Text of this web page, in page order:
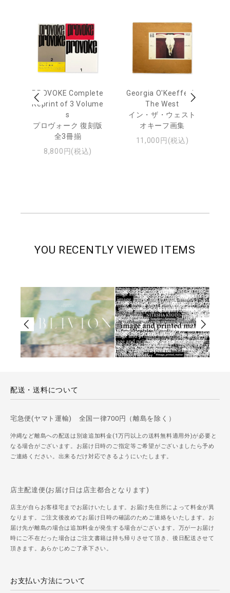
PROVOKE Complete
Reprint of 3 Volume
s
プロヴォーク 復刻版
全3冊揃
8,800円(税込)
Georgia O'Keeffe: In
The West
イン・ザ・ウェスト
オキーフ画集
11,000円(税込)
YOU RECENTLY VIEWED ITEMS
配送・送料について
宅急便(ヤマト運輸) 全国一律700円（離島を除く）
沖縄など離島への配送は別途追加料金(1万円以上の送料無料適用外)が必要と
なる場合がございます。お届け日時のご指定等ご希望がございましたら予め
ご連絡ください。出来るだけ対応できるようにいたします。
店主配達便(お届け日は店主都合となります)
店主が自らお客様宅までお届けいたします。お届け先住所によって料金が異
なります。ご注文後改めてお届け日時の確認のためご連絡をいたします。お
届け先が離島の場合は追加料金が発生する場合がございます。万が一お届け
時にご不在だった場合はご注文書籍は持ち帰りさせて頂き、後日配送させて
頂きます。あらかじめご了承下さい。
お支払い方法について